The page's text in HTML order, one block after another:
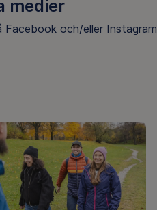
medier
Facebook och/eller Instagram